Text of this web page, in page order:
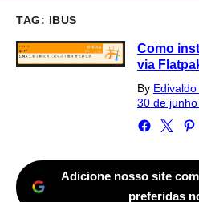
TAG: IBUS
Como
via
By
30 de
Adicione nosso site
preferidas